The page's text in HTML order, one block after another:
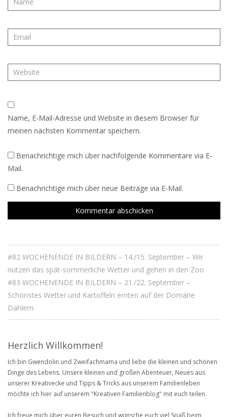
Name, E-Mail-Adresse und Website in diesem Browser für
meinen nächsten Kommentar speichern.
Benachrichtige mich über nachfolgende Kommentare via E-
Mail.
Benachrichtige mich über neue Beiträge via E-Mail.
#82 WOCHENENDE IN BILDERN – 14./15. September – Wir
nutzen das spät-sommerliche Wetter und gehen in den Zoo
#83 WOCHENENDE IN BILDERN – 21./22. September –
Schönstes Wetter und Kartoffeln ernten auf der Domäne
Dahlem
Herzlich Willkommen!
Ich bin Gwendolin und Zweifachmama und liebe die kleinen und schönen
Dinge des Lebens. Unsere kleinen und großen Abenteuer, Neues aus
unserer Kreativecke und Tipps & Tricks aus unserem Familienleben
möchte ich hier auf unserem "Kreativen Familienblog" mit euch teilen.
Ich freue mich über euren Besuch und wünsche euch viel Spaß beim